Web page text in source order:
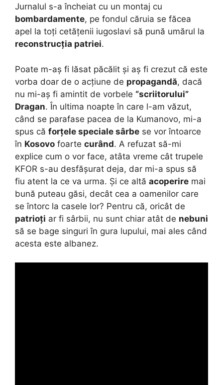
Jurnalul s-a încheiat cu un montaj cu
bombardamente, pe fondul căruia se făcea
apel la toți cetățenii iugoslavi să pună umărul la
reconstrucția patriei.
Poate m-aș fi lăsat păcălit și aș fi crezut că este
vorba doar de o acțiune de propagandă, dacă
nu mi-aș fi amintit de vorbele “scriitorului”
Dragan. În ultima noapte în care l-am văzut,
când se parafase pacea de la Kumanovo, mi-a
spus că forțele speciale sârbe se vor întoarce
în Kosovo foarte curând. A refuzat să-mi
explice cum o vor face, atâta vreme cât trupele
KFOR s-au desfășurat deja, dar mi-a spus să
fiu atent la ce va urma. Și ce altă acoperire mai
bună puteau găsi, decât cea a oamenilor care
se întorc la casele lor? Pentru că, oricât de
patrioți ar fi sârbii, nu sunt chiar atât de nebuni
să se bage singuri în gura lupului, mai ales când
acesta este albanez.